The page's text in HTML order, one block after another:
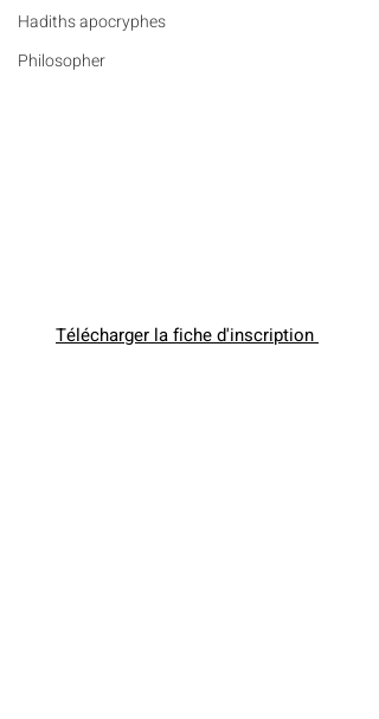
Hadiths apocryphes
Philosopher
Télécharger la fiche d'inscription